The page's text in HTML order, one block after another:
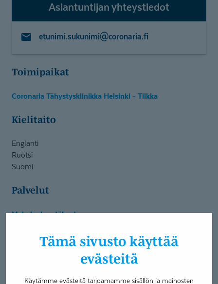
Tämä sivusto käyttää
evästeitä
Käytämme evästeitä tarjoamamme sisällön ja mainosten
Asiantuntijan yhteystiedot
etunimi.sukunimi@coronaria.fi
Toimipaikat
Coronaria Tähystysklinikka Helsinki - Tilkka
Kielitaito
Englanti
Ruotsi
Suomi
Palvelut
Mahalaukun tähystys
Helsingin kaupungin palveluseteliasiakkaat gastroskopia
Helsingin kaupungin palveluseteliasiakkaat kolonoskopia
Kirkkonummen maksusitoumusasiakkaat gastroskopia